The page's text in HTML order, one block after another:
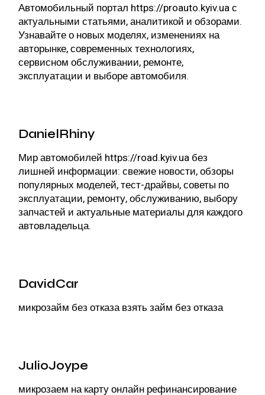
Автомобильный портал https://proauto.kyiv.uaс
актуальными статьями, аналитикой и обзорами.
Узнавайте о новых моделях, изменениях на
авторынке, современных технологиях,
сервисном обслуживании, ремонте,
эксплуатации и выборе автомобиля.
DanielRhiny
Мир автомобилей https://road.kyiv.ua без
лишней информации: свежие новости, обзоры
популярных моделей, тест-драйвы, советы по
эксплуатации, ремонту, обслуживанию, выбору
запчастей и актуальные материалы для каждого
автовладельца.
DavidCar
микрозайм без отказавзять займ без отказа
JulioJoype
микрозаем на карту онлайн рефинансирование